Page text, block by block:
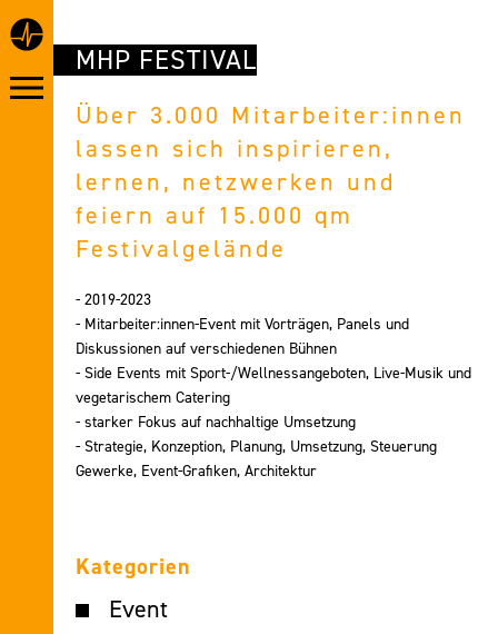
MHP FESTIVAL
Über 3.000 Mitarbeiter:innen
lassen sich inspirieren,
lernen, netzwerken und
feiern auf 15.000 qm
Festivalgelände
- 2019-2023
- Mitarbeiter:innen-Event mit Vorträgen, Panels und
Diskussionen auf verschiedenen Bühnen
- Side Events mit Sport-/Wellnessangeboten, Live-Musik und
vegetarischem Catering
- starker Fokus auf nachhaltige Umsetzung
- Strategie, Konzeption, Planung, Umsetzung, Steuerung
Gewerke, Event-Grafiken, Architektur
Kategorien
Event